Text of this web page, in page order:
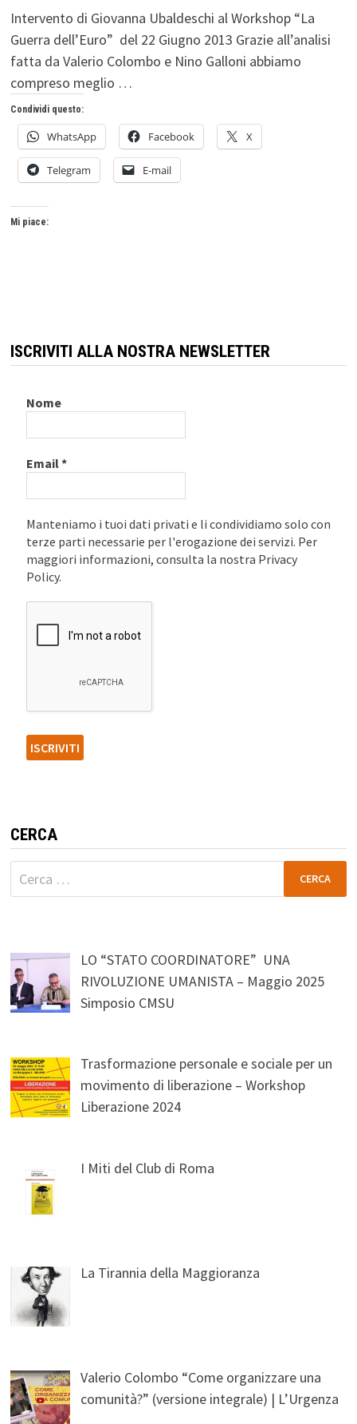
Intervento di Giovanna Ubaldeschi al Workshop “La
Guerra dell’Euro” del 22 Giugno 2013 Grazie all’analisi
fatta da Valerio Colombo e Nino Galloni abbiamo
compreso meglio …
Condividi questo:
WhatsApp Facebook X
Telegram E-mail
Mi piace:
ISCRIVITI ALLA NOSTRA NEWSLETTER
Nome
Email*
Manteniamo i tuoi dati privati e li condividiamo solo con
terze parti necessarie per l'erogazione dei servizi. Per
maggiori informazioni, consulta la nostra Privacy
Policy.
CERCA
Ricerca
per:
LO “STATO COORDINATORE” UNA
RIVOLUZIONE UMANISTA – Maggio 2025
Simposio CMSU
Trasformazione personale e sociale per un
movimento di liberazione – Workshop
Liberazione 2024
I Miti del Club di Roma
La Tirannia della Maggioranza
Valerio Colombo “Come organizzare una
comunità?” (versione integrale) | L’Urgenza